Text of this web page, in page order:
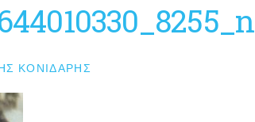
ΚΟΝΙΔΆΡΗΣ